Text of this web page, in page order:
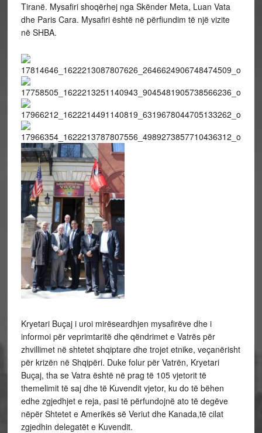
Tiranë. Mysafiri shoqërhej nga Skënder Meta, Luan Vata
dhe Paris Cara. Mysafiri është në përfiundim të një vizite
në SHBA.
Kryetari Buçaj i uroi mirëseardhjen mysafirëve dhe i
informoi për veprimtaritë dhe qëndrimet e Vatrës për
zhvillimet në shtetet shqiptare dhe trojet etnike, veçanërisht
për krizën në Shqipëri. Duke folur për Vatrën, Kryetari
Buçaj, tha se Vatra është në prag të 105 vjetorit të
themelimit të saj dhe të Kuvendit vjetor, ku do të bëhen
edhe zgjedhjet e reja, pasi të përfundojnë ato të degëve
nëpër Shtetet e Amerikës së Veriut dhe Kanada,të cilat
zgjedhin delegatët e Kuvendit.